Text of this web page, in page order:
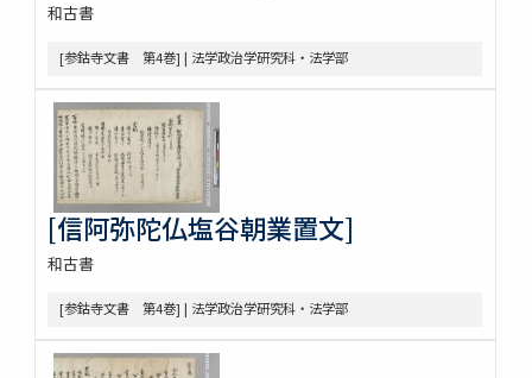
和古書
[参鈷寺文書 第4巻] | 法学政治学研究科・法学部
[信阿弥陀仏塩谷朝業置文]
和古書
[参鈷寺文書 第4巻] | 法学政治学研究科・法学部